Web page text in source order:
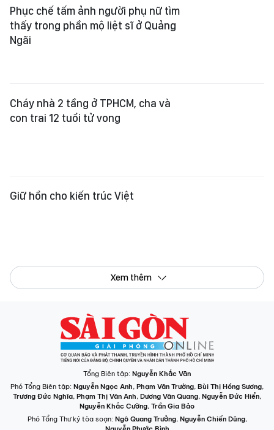
Phục chế tấm ảnh người phụ nữ tìm
thấy trong phần mộ liệt sĩ ở Quảng
Ngãi
Cháy nhà 2 tầng ở TPHCM, cha và
con trai 12 tuổi tử vong
Giữ hồn cho kiến trúc Việt
Xem thêm
Tổng Biên tập: Nguyễn Khắc Văn
Phó Tổng Biên tập: Nguyễn Ngọc Anh, Phạm Văn Trường, Bùi Thị Hồng Sương,
Trương Đức Nghĩa, Phạm Thị Vân Anh, Dương Văn Quang, Nguyễn Đức Hiển,
Nguyễn Khắc Cường, Trần Gia Bảo
Phó Tổng Thư ký tòa soạn: Ngô Quang Trưởng, Nguyễn Chiến Dũng,